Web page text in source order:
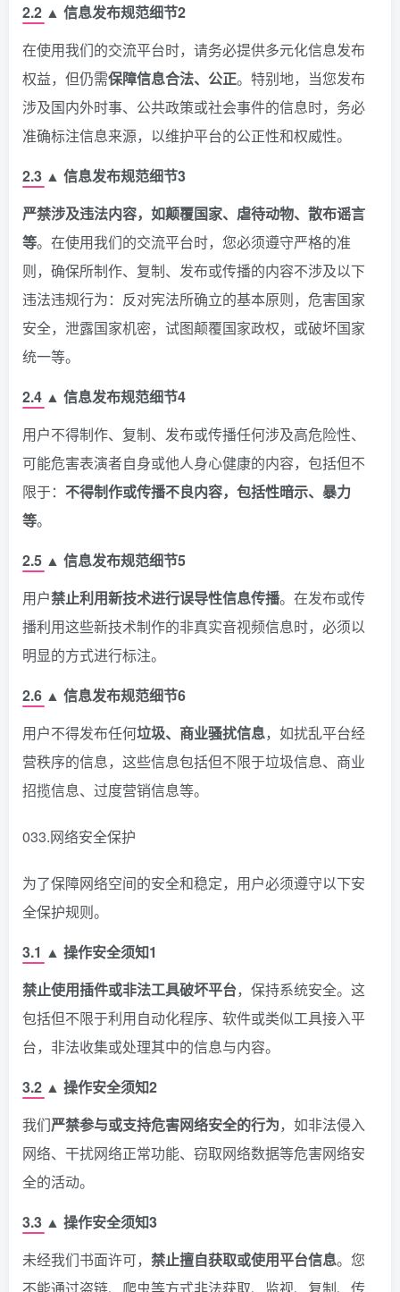
2.2 ▲ 信息发布规范细节2
在使用我们的交流平台时，请务必提供多元化信息发布
权益，但仍需保障信息合法、公正。特别地，当您发布
涉及国内外时事、公共政策或社会事件的信息时，务必
准确标注信息来源，以维护平台的公正性和权威性。
2.3 ▲ 信息发布规范细节3
严禁涉及违法内容，如颠覆国家、虐待动物、散布谣言
等。在使用我们的交流平台时，您必须遵守严格的准
则，确保所制作、复制、发布或传播的内容不涉及以下
违法违规行为：反对宪法所确立的基本原则，危害国家
安全，泄露国家机密，试图颠覆国家政权，或破坏国家
统一等。
2.4 ▲ 信息发布规范细节4
用户不得制作、复制、发布或传播任何涉及高危险性、
可能危害表演者自身或他人身心健康的内容，包括但不
限于： 不得制作或传播不良内容，包括性暗示、暴力
等。
2.5 ▲ 信息发布规范细节5
用户禁止利用新技术进行误导性信息传播。在发布或传
播利用这些新技术制作的非真实音视频信息时，必须以
明显的方式进行标注。
2.6 ▲ 信息发布规范细节6
用户不得发布任何垃圾、商业骚扰信息，如扰乱平台经
营秩序的信息，这些信息包括但不限于垃圾信息、商业
招揽信息、过度营销信息等。
033.网络安全保护
为了保障网络空间的安全和稳定，用户必须遵守以下安
全保护规则。
3.1 ▲ 操作安全须知1
禁止使用插件或非法工具破坏平台，保持系统安全。这
包括但不限于利用自动化程序、软件或类似工具接入平
台，非法收集或处理其中的信息与内容。
3.2 ▲ 操作安全须知2
我们严禁参与或支持危害网络安全的行为，如非法侵入
网络、干扰网络正常功能、窃取网络数据等危害网络安
全的活动。
3.3 ▲ 操作安全须知3
未经我们书面许可， 禁止擅自获取或使用平台信息。您